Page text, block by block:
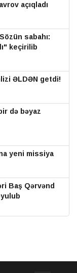
açıqladı
sabahı:
keçirilib
ƏLDƏN getdi!
də bəyaz
yeni missiya
Baş Qərvənd
çıxış